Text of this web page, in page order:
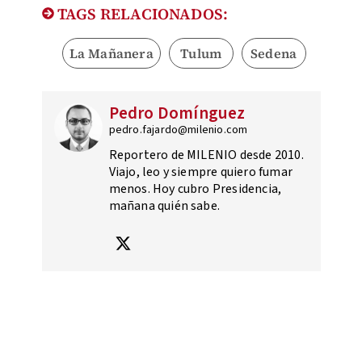
TAGS RELACIONADOS:
La Mañanera Tulum Sedena
Pedro Domínguez
pedro.fajardo@milenio.com
Reportero de MILENIO desde 2010.
Viajo, leo y siempre quiero fumar
menos. Hoy cubro Presidencia,
mañana quién sabe.